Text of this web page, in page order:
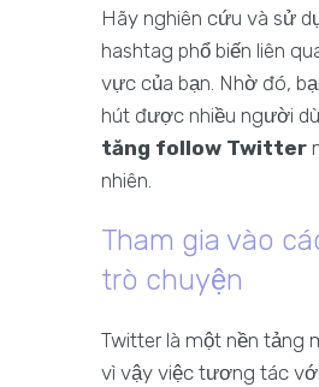
Hãy nghiên cứu và sử
hashtag phổ biến liên
vực của bạn. Nhờ đó,
hút được nhiều người
tăng follow Twitter
nhiên.
Tham gia vào
trò chuyện
Twitter là một nền tảng
vì vậy việc tương tác